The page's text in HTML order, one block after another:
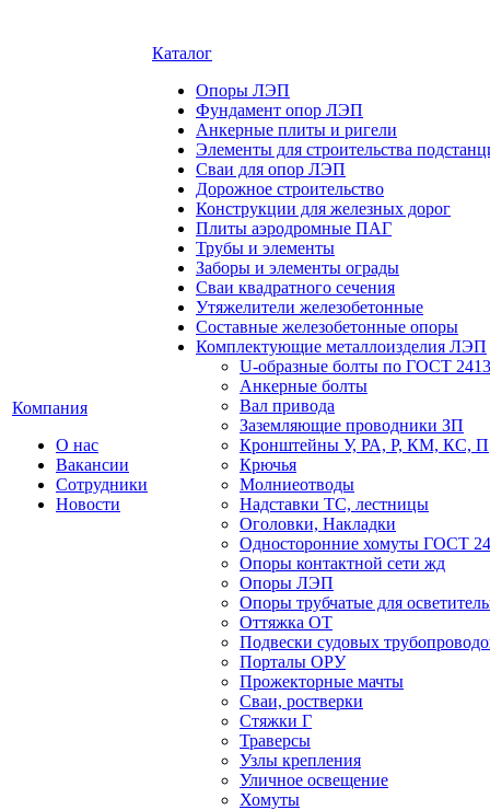
Компания
О нас
Вакансии
Сотрудники
Новости
Каталог
Опоры ЛЭП
Фундамент опор ЛЭП
Анкерные плиты и ригели
Элементы для строительства
Сваи для опор ЛЭП
Дорожное строительство
Конструкции для железных дорог
Плиты аэродромные ПАГ
Трубы и элементы
Заборы и элементы ограды
Сваи квадратного сечения
Утяжелители железобетонные
Составные железобетонные опоры
Комплектующие металлоизделия ЛЭП
U-образные болты по ГОСТ
Анкерные болты
Вал привода
Заземляющие проводники ЗП
Кронштейны У, РА, Р, КМ, КС, П
Крючья
Молниеотводы
Надставки ТС, лестницы
Оголовки, Накладки
Односторонние хомуты ГОСТ
Опоры контактной сети жд
Опоры ЛЭП
Опоры трубчатые для
Оттяжка ОТ
Подвески судовых
Порталы ОРУ
Прожекторные мачты
Сваи, ростверки
Стяжки Г
Траверсы
Узлы крепления
Уличное освещение
Хомуты